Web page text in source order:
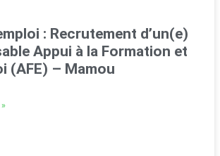
: Recrutement d’un(e)
Appui à la Formation et
(AFE) – Mamou